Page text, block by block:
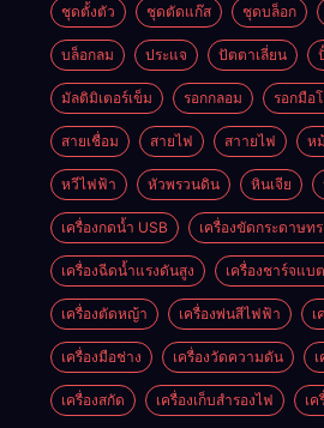
ชุดตั้งตัว ชุดตัดแก๊ส ชุดบล็อก
บล็อกลม ประแจ ปัตตาเลี่ยน
มัลติมิเตอร์เข็ม รอกกลอม รอกมือ
สายเชื่อม สายไฟ สาายไฟ ห
หวีไฟฟ้า หัวพรวนดิน หินเจีย
เครื่องกดน้ำ USB เครื่องขัดกระดาษท
เครื่องฉีดน้ำแรงดันสูง เครื่องชาร์จแบ
เครื่องตัดหญ้า เครื่องพ่นสีไฟฟ้า เ
เครื่องมือช่าง เครื่องวัดความดัน
เครื่องสกัด เครื่องเก็บสํารองไฟ เค